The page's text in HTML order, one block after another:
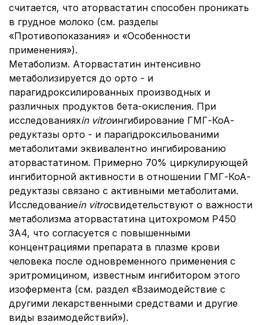
считается, что аторвастатин способен проникать
в грудное молоко (см. разделы
«Противопоказания» и «Особенности
применения»).
Метаболизм. Аторвастатин интенсивно
метаболизируется до орто - и
парагидроксилированных производных и
различных продуктов бета-окисления. При
исследованияхin vitroингибирование ГМГ-КоА-
редуктазы орто - и парагідроксильованими
метаболитами эквивалентно ингибированию
аторвастатином. Примерно 70% циркулирующей
ингибиторной активности в отношении ГМГ-КоА-
редуктазы связано с активными метаболитами.
Исследованиеin vitroсвидетельствуют о важности
метаболизма аторвастатина цитохромом P450
3A4, что согласуется с повышенными
концентрациями препарата в плазме крови
человека после одновременного применения с
эритромицином, известным ингибитором этого
изофермента (см. раздел «Взаимодействие с
другими лекарственными средствами и другие
виды взаимодействий»).